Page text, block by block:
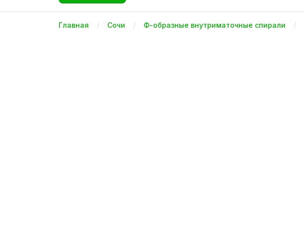
Главная Сочи Ф-образные внутриматочные спирали